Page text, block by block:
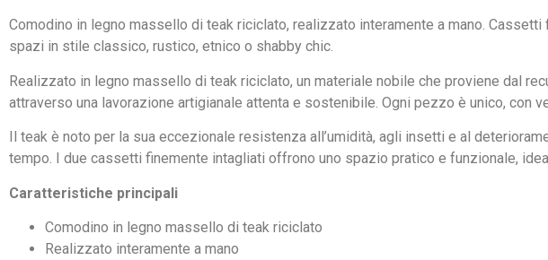
Comodino in legno massello di teak riciclato, realizzato interamente a mano.
spazi in stile classico, rustico, etnico o shabby chic.
Realizzato in legno massello di teak riciclato, un materiale nobile che proviene dal
attraverso una lavorazione artigianale attenta e sostenibile. Ogni pezzo è unico, con
Il teak è noto per la sua eccezionale resistenza all’umidità, agli insetti e al
tempo. I due cassetti finemente intagliati offrono uno spazio pratico e funzionale,
Caratteristiche principali
Comodino in legno massello di teak riciclato
Realizzato interamente a mano